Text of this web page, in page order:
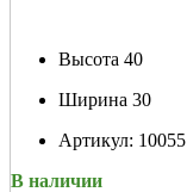
Высота 40
Ширина 30
Артикул: 10055
В наличии